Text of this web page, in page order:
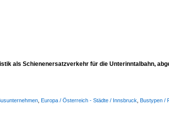
als Schienenersatzverkehr für die Unterinntalbahn,
Europa / Österreich - Städte / Innsbruck Bustypen /